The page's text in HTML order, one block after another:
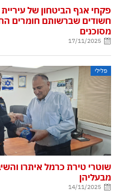
פקחי אגף הביטחון של
חשודים שברשותם חומרים
מסוכנים
17/11/2025
פלילי
שוטרי טירת כרמל איתרו
מבעליהן
14/11/2025